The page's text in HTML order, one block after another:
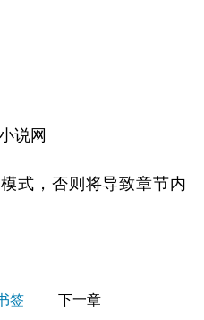
说网
式，否则将导致章节内
签 下一章